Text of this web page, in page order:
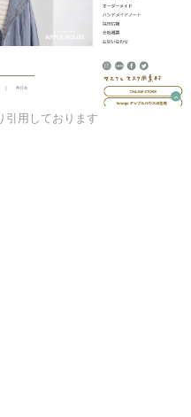
引用しております